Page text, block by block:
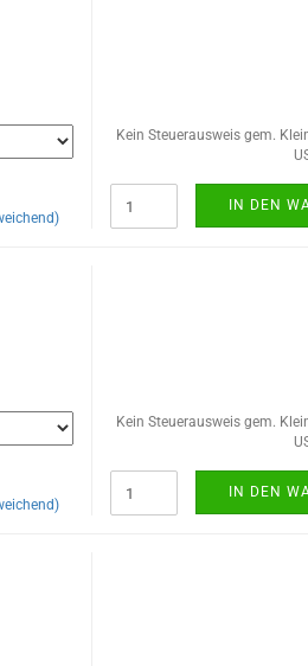
Kein Steuerausweis gem.
IN DEN
Kein Steuerausweis gem.
IN DEN